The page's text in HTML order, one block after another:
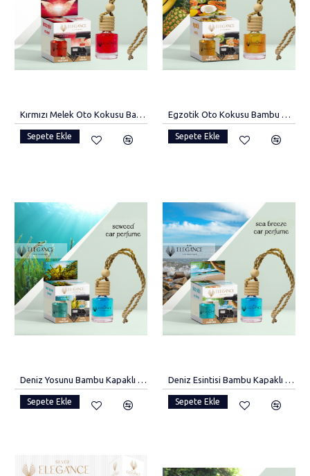
Kırmızı Melek Oto Kokusu Bambu Kapaklı Araba Kokusu
Sepete Ekle
Egzotik Oto Kokusu Bambu Kapaklı Araba Kokusu
Sepete Ekle
Deniz Yosunu Bambu Kapaklı Oto Kokusu
Sepete Ekle
Deniz Esintisi Bambu Kapaklı Oto Kokusu
Sepete Ekle